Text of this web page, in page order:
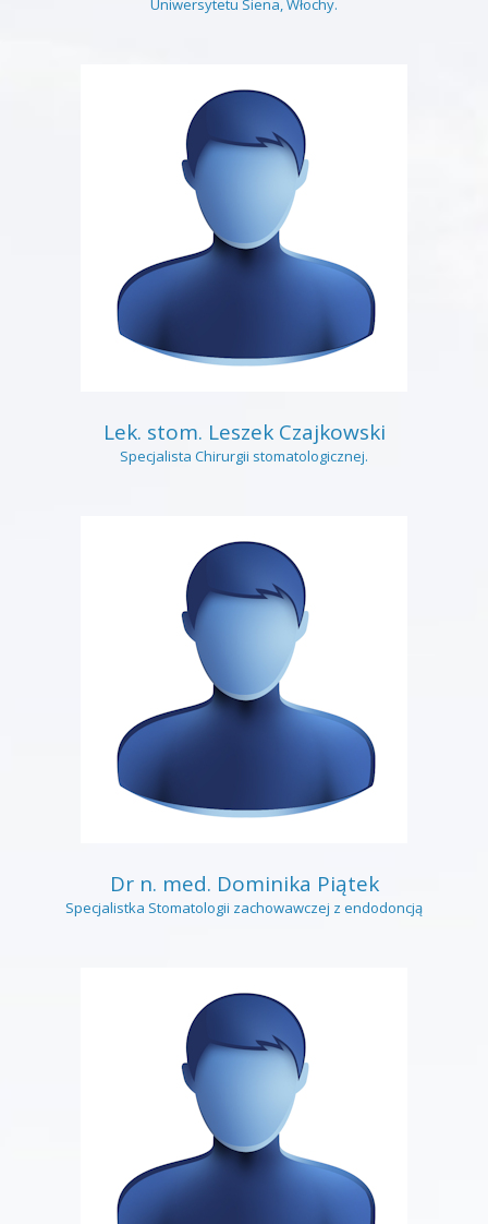
Uniwersytetu Siena, Włochy.
Lek. stom. Leszek Czajkowski
Specjalista Chirurgii stomatologicznej.
Dr n. med. Dominika Piątek
Specjalistka Stomatologii zachowawczej z endodoncją